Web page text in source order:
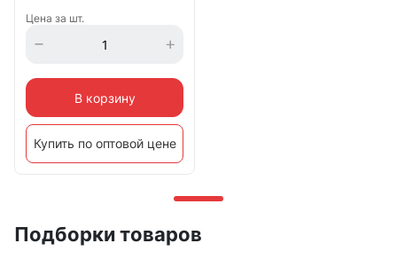
Цена за шт.
В корзину
Купить по оптовой цене
Подборки товаров